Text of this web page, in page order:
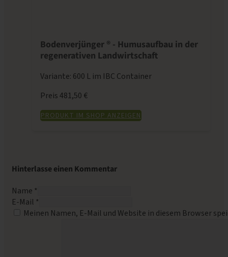
Bodenverjünger ® - Humusaufbau in der
regenerativen Landwirtschaft
Variante: 600 L im IBC Container
Preis 481,50 €
PRODUKT IM SHOP ANZEIGEN
Hinterlasse einen Kommentar
Name *
E-Mail *
Meinen Namen, E-Mail und Website in diesem Browser